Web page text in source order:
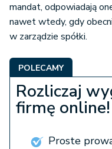
mandat, odpowiadają
nawet wtedy, gdy
w zarządzie spółki.
POLECAMY
Rozliczaj
firmę online!
Proste